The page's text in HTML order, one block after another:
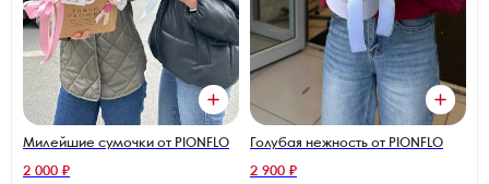
Милейшие сумочки от PIONFLO
2 000 ₽
Голубая нежность от PIONFLO
2 900 ₽